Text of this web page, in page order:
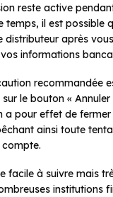
reste active
temps, il est possible
distributeur après
informations
recommandée
le bouton «
a pour effet de
ainsi toute
facile à suivre mais
institutions